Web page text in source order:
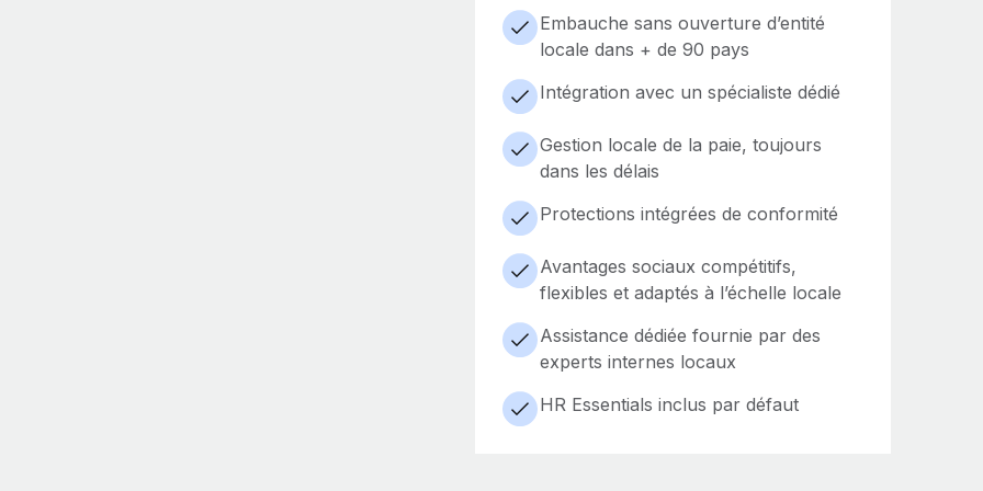
Embauche sans ouverture d’entité
locale dans + de 90 pays
Intégration avec un spécialiste dédié
Gestion locale de la paie, toujours
dans les délais
Protections intégrées de conformité
Avantages sociaux compétitifs,
flexibles et adaptés à l’échelle locale
Assistance dédiée fournie par des
experts internes locaux
HR Essentials inclus par défaut